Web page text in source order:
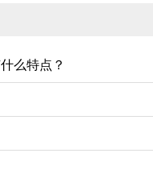
么特点？